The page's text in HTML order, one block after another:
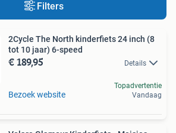
Filters
2Cycle The North kinderfiets 24 inch (8
tot 10 jaar) 6-speed
€ 189,95 Details
Bezoek website
Topadvertentie
Vandaag